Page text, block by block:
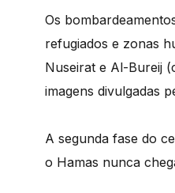
Os
refugiados e zonas
Nuseirat e Al-Bureij
imagens divulgadas
A segunda fase do
o Hamas nunca